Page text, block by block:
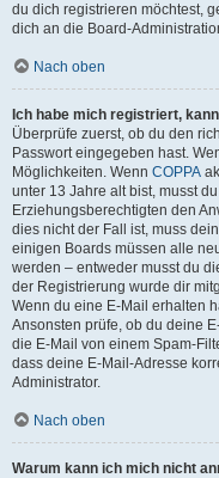
du dich registrieren möchtest,
dich an die Board-
Nach oben
Ich habe mich registriert,
Überprüfe zuerst, ob du den
Passwort eingegeben hast.
Möglichkeiten. Wenn COPPA
unter 13 Jahre alt bist, musst
Erziehungsberechtigten den
dies nicht der Fall ist, muss
einigen Boards müssen alle
werden – entweder musst du
der Registrierung wurde dir
Wenn du eine E-Mail erhalten
Ansonsten prüfe, ob du deine
die E-Mail von einem Spam-
dass deine E-Mail-Adresse
Administrator.
Nach oben
Warum kann ich mich nicht